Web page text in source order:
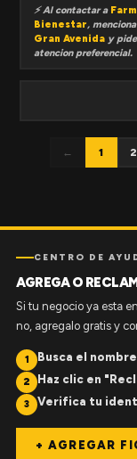
⚡ Al contactar a
Bienestar, menciona
Gran Avenida y pide
atencion preferencial.
← 1 2
CENTRO DE
AGREGA O
Si tu negocio ya esta
no, agregalo gratis y
1 Busca el
2 Haz clic en
3 Verifica tu
+ AGREGAR